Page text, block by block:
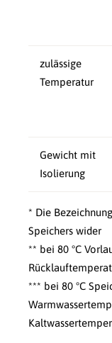
zulässige
Temperatur
Gewicht mit
Isolierung
* Die
Speichers wider
** bei 80 °C
*** bei 80 °C